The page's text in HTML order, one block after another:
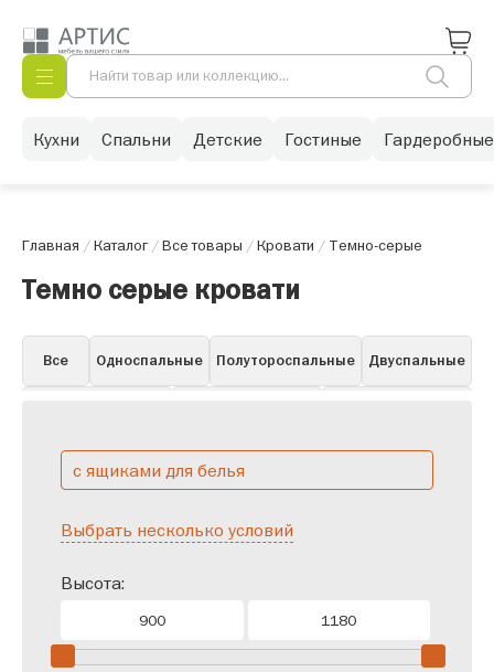
Кухни Спальни Детские Гостиные Гардеробные
Главная /Каталог/Все товары /Кровати / Темно-серые
Темно серые кровати
Все Односпальные Полутороспальные Двуспальные
с ящиками для белья
Выбрать несколько условий
Высота: